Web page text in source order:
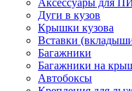
Аксессуары для
Дуги в кузов
Крышки кузова
Вставки
Багажники
Багажники на
Автобоксы